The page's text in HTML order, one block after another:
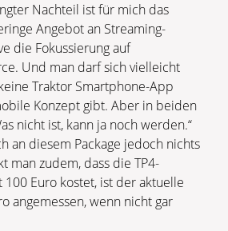
Nachteil ist für mich das
Angebot an Streaming-
die Fokussierung auf
Und man darf sich vielleicht
Traktor Smartphone-App
Konzept gibt. Aber in beiden
nicht ist, kann ja noch werden.“
an diesem Package jedoch nichts
man zudem, dass die TP4-
100 Euro kostet, ist der aktuelle
angemessen, wenn nicht gar